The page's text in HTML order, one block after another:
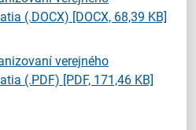
(.DOCX) [DOCX, 68,39 KB]
verejného
(.PDF) [PDF, 171,46 KB]